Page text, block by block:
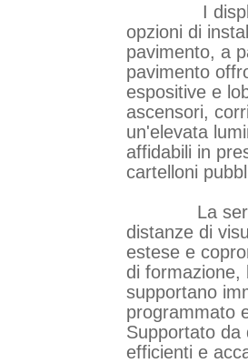
I display per
opzioni di
pavimento, a
pavimento
espositive e
ascensori,
un'elevata
affidabili in
cartelloni
La serie
distanze di
estese e
di formazione,
supportano
programmato
Supportato da
efficienti e